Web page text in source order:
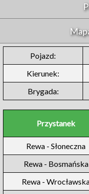
Pojazd:
Kierunek:
Brygada:
Przystanek
Rewa - Słoneczna
Rewa - Bosmańska
Rewa -